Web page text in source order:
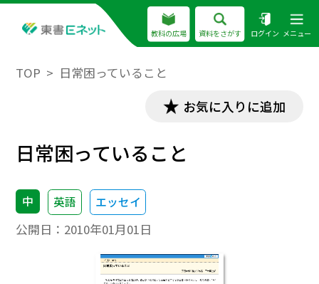
教科の広場 資料をさがす ログイン メニュー
TOP 日常困っていること
お気に入りに追加
日常困っていること
中 英語 エッセイ
公開日： 2010年01月01日